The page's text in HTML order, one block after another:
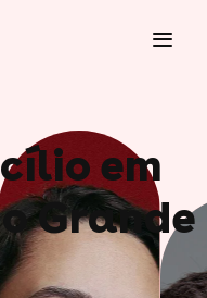
em
Grande